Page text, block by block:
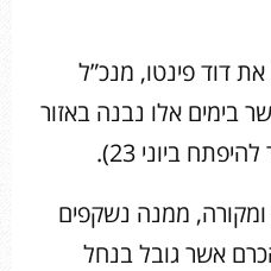
דוד פינטו, מנכ”ל
בימים אלו נבנה באזור
ביוני 23).
ממנה נשקפים
אשר גובל בנחל